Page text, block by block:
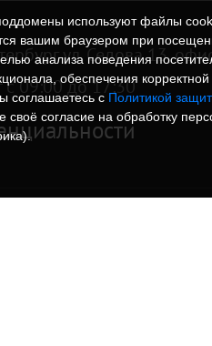
ул. Седова 13,
09:00 до 17:30
используют файлы
вашим браузером при
анализа поведения
обеспечения
соглашаетесь с Политикой
своё согласие на обработку